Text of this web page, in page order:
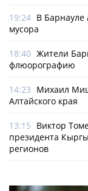
19:24 В Барнауле
мусора
18:40 Жители
флюорографию
14:23 Михаил
Алтайского края
13:15 Виктор
президента
регионов